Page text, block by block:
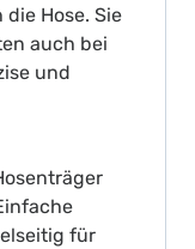
Hose. Sie
auch bei
und
für